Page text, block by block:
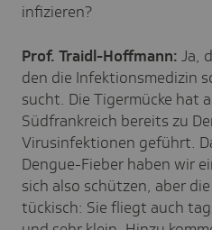
infizieren?
Prof. Traidl-Hoffmann: Ja,
den die Infektionsmedizin
sucht. Die Tigermücke hat
Südfrankreich bereits zu
Virusinfektionen geführt.
Dengue-Fieber haben wir
sich also schützen, aber
tückisch: Sie fliegt auch